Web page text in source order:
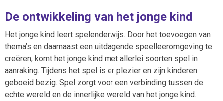
De ontwikkeling van het jonge kind
Het jonge kind leert spelenderwijs. Door het toevoegen van
thema’s en daarnaast een uitdagende speelleeromgeving te
creëren, komt het jonge kind met allerlei soorten spel in
aanraking. Tijdens het spel is er plezier en zijn kinderen
geboeid bezig. Spel zorgt voor een verbinding tussen de
echte wereld en de innerlijke wereld van het jonge kind.